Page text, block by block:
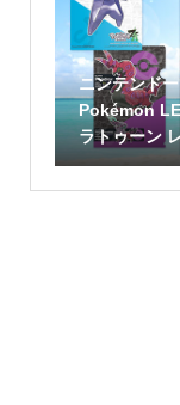
ニンテンド
Pokémon
ラトゥーン